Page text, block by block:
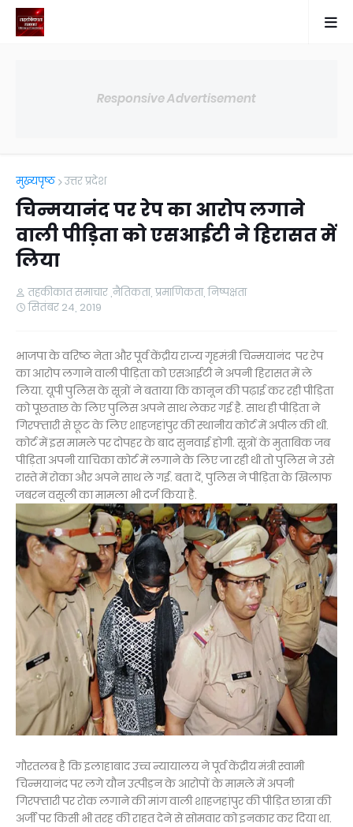
Responsive Advertisement
मुख्यपृष्ठ उत्तर प्रदेश
चिन्मयानंद पर रेप का आरोप लगाने
वाली पीड़िता को एसआईटी ने हिरासत में
लिया
तहकीकात समाचार ,नैतिकता, प्रमाणिकता, निष्पक्षता
सितंबर 24, 2019
भाजपा के वरिष्ठ नेता और पूर्व केंद्रीय राज्य गृहमंत्री चिन्मयानंद पर रेप
का आरोप लगाने वाली पीड़िता को एसआईटी ने अपनी हिरासत में ले
लिया. यूपी पुलिस के सूत्रों ने बताया कि कानून की पढ़ाई कर रही पीड़िता
को पूछताछ के लिए पुलिस अपने साथ लेकर गई है. साथ ही पीड़िता ने
गिरफ्तारी से छूट के लिए शाहजहांपुर की स्थानीय कोर्ट में अपील की थी.
कोर्ट में इस मामले पर दोपहर के बाद सुनवाई होगी. सूत्रों के मुताबिक जब
पीड़िता अपनी याचिका कोर्ट में लगाने के लिए जा रही थी तो पुलिस ने उसे
रास्ते में रोका और अपने साथ ले गई. बता दें, पुलिस ने पीड़िता के खिलाफ
जबरन वसूली का मामला भी दर्ज किया है.
गौरतलब है कि इलाहाबाद उच्च न्यायालय ने पूर्व केंद्रीय मंत्री स्वामी
चिन्मयानंद पर लगे यौन उत्पीड़न के आरोपों के मामले में अपनी
गिरफ्तारी पर रोक लगाने की मांग वाली शाहजहांपुर की पीड़ित छात्रा की
अर्जी पर किसी भी तरह की राहत देने से सोमवार को इनकार कर दिया था.